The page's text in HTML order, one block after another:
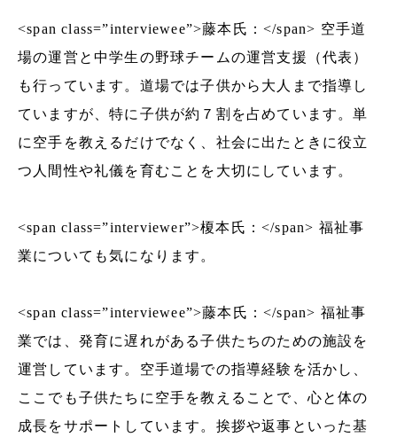
<span class=”interviewee”>藤本氏：</span> 空手道
場の運営と中学生の野球チームの運営支援（代表）
も行っています。道場では子供から大人まで指導し
ていますが、特に子供が約７割を占めています。単
に空手を教えるだけでなく、社会に出たときに役立
つ人間性や礼儀を育むことを大切にしています。
<span class=”interviewer”>榎本氏：</span> 福祉事
業についても気になります。
<span class=”interviewee”>藤本氏：</span> 福祉事
業では、発育に遅れがある子供たちのための施設を
運営しています。空手道場での指導経験を活かし、
ここでも子供たちに空手を教えることで、心と体の
成長をサポートしています。挨拶や返事といった基